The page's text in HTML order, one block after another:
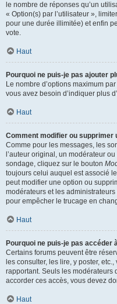
le nombre de réponses qu’un
« Option(s) par l’utilisateur »,
pour une durée illimitée) et enfin
vote.
Haut
Pourquoi ne puis-je pas ajouter
Le nombre d’options maximum
vous avez besoin d’indiquer plus
Haut
Comment modifier ou supprimer
Comme pour les messages, les
l’auteur original, un modérateur
sondage, cliquez sur le bouton
toujours celui auquel est associé
peut modifier une option ou
modérateurs et les
pour empêcher le trucage en
Haut
Pourquoi ne puis-je pas accéder
Certains forums peuvent être
les consulter, les lire, y poster,
rapportant. Seuls les modérateurs
accorder ces accès, vous devez
Haut